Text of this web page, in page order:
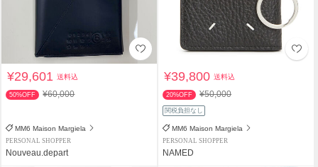
¥29,601送料込
50%OFF ¥60,000
MM6 Maison Margiela
PERSONAL SHOPPER
Nouveau.depart
¥39,800送料込
20%OFF ¥50,000
関税負担なし
MM6 Maison Margiela
PERSONAL SHOPPER
NAMED